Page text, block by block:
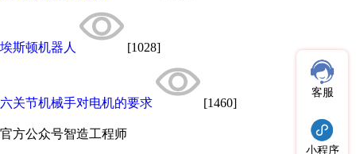
埃斯顿机器人 [1028]
六关节机械手对电机的要求 [1460]
官方公众号智造工程师
客服
小程序